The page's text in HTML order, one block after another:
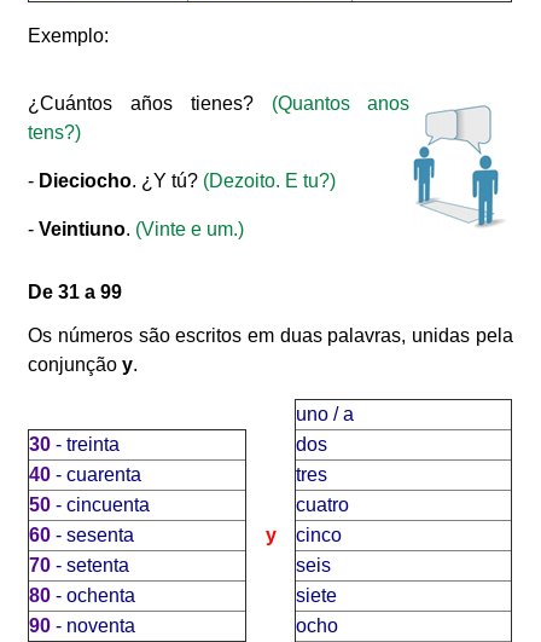
Exemplo:
¿Cuántos años tienes? (Quantos anos
tens?)
- Dieciocho. ¿Y tú? (Dezoito. E tu?)
-Veintiuno. (Vinte e um.)
De 31 a 99
Os números são escritos em duas palavras, unidas pela
conjunçãoy.
30 - treinta
40 - cuarenta
50 - cincuenta
60 - sesenta
70 - setenta
80 - ochenta
90 - noventa
y
uno / a
dos
tres
cuatro
cinco
seis
siete
ocho